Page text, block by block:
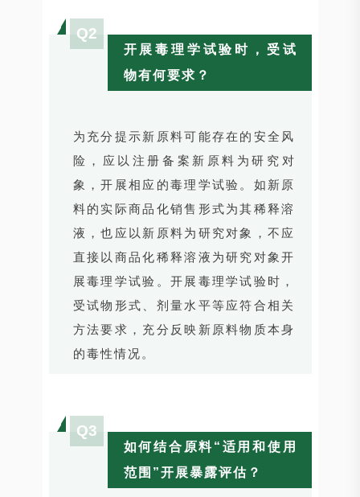
Q2
开展毒理学试验时，受试
物有何要求？
为充分提示新原料可能存在的安全风
险，应以注册备案新原料为研究对
象，开展相应的毒理学试验。如新原
料的实际商品化销售形式为其稀释溶
液，也应以新原料为研究对象，不应
直接以商品化稀释溶液为研究对象开
展毒理学试验。开展毒理学试验时，
受试物形式、剂量水平等应符合相关
方法要求，充分反映新原料物质本身
的毒性情况。
Q3
如何结合原料“适用和使用
范围”开展暴露评估？